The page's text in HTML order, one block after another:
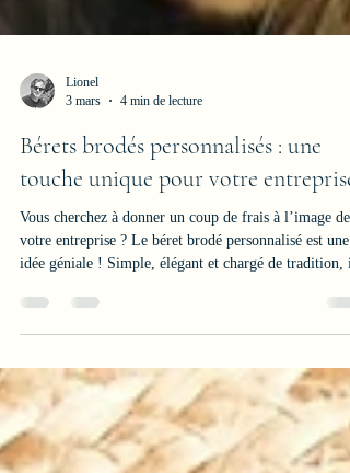
Lionel
3 mars
4 min de lecture
Bérets brodés personnalisés : une
touche unique pour votre entreprise
Vous cherchez à donner un coup de frais à l’image de
apporte une touche d’authenticité et de style à votre
association ou un particulier, le béret brodé peut
votre meilleur allié pour marquer les esprits. Imaginez
vos collaborateurs, partenaires ou clients arborant
fièrement un béret à votre effigie. C’est